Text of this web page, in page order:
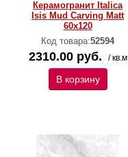
Керамогранит Italica
Isis Mud Carving Matt
60x120
Код товара:52594
2310.00 руб. / кв.м
В корзину